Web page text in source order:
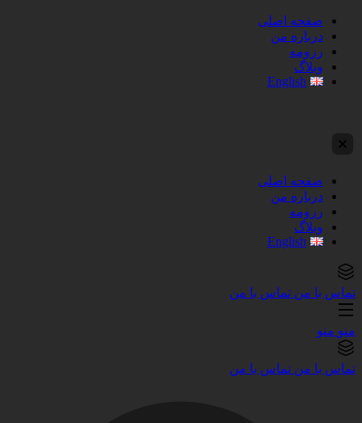
صفحه اصلی
درباره من
رزومه
وبلاگ
English
صفحه اصلی
درباره من
رزومه
وبلاگ
English
تماس با من تماس با من
منو منو
تماس با من تماس با من